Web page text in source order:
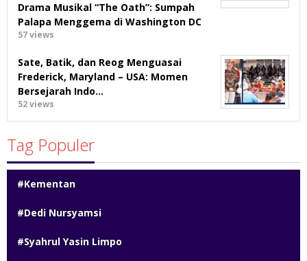
Drama Musikal “The Oath”: Sumpah
Palapa Menggema di Washington DC
57 views
Sate, Batik, dan Reog Menguasai
Frederick, Maryland – USA: Momen
Bersejarah Indo…
52 views
Tag Populer
#Kementan
#Dedi Nursyamsi
#Syahrul Yasin Limpo